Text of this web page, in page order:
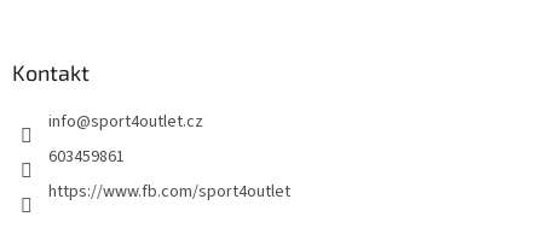
Kontakt
info@sport4outlet.cz
603459861
https://www.fb.com/sport4outlet